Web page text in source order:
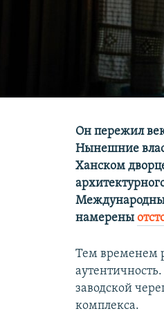
Он пережил
Нынешние
Ханском
намерены
Тем временем
заводской
комплекса.